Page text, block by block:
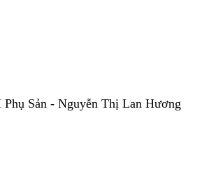
Phụ Sản - Nguyễn Thị Lan Hương